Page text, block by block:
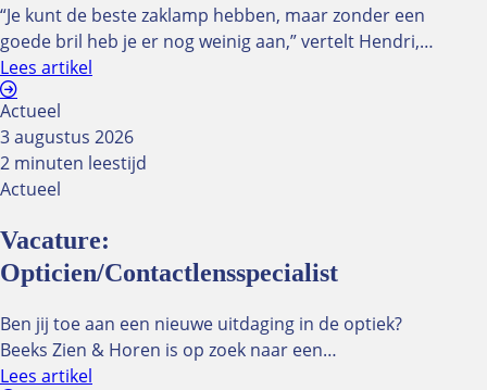
Bekijk alle Oculus uit 2026
NUVO Talk
Optiekcentrum
Gekoppelde zalen
Goedzien-zaal
Knipoog-zaal
Oculus-zaal
Optieklounge
Spreekkamer
“Je kunt de beste zaklamp hebben, maar zonder een
goede bril heb je er nog weinig aan,” vertelt Hendri,…
Lees artikel
Actueel
3 augustus 2026
2 minuten leestijd
Actueel
Vacature:
Opticien/Contactlensspecialist
Ben jij toe aan een nieuwe uitdaging in de optiek?
Beeks Zien & Horen is op zoek naar een…
Lees artikel